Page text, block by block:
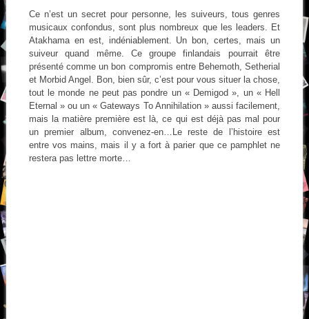
Ce n’est un secret pour personne, les suiveurs, tous genres
musicaux confondus, sont plus nombreux que les leaders. Et
Atakhama en est, indéniablement. Un bon, certes, mais un
suiveur quand même. Ce groupe finlandais pourrait être
présenté comme un bon compromis entre Behemoth, Setherial
et Morbid Angel. Bon, bien sûr, c’est pour vous situer la chose,
tout le monde ne peut pas pondre un « Demigod », un « Hell
Eternal » ou un « Gateways To Annihilation » aussi facilement,
mais la matière première est là, ce qui est déjà pas mal pour
un premier album, convenez-en…Le reste de l’histoire est
entre vos mains, mais il y a fort à parier que ce pamphlet ne
restera pas lettre morte…